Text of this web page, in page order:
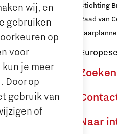
wij, en
gebruiken
op
voor
kun je meer
Door op
gebruik van
of
ouders
Stichting
Raad van
Zoeken
Naar